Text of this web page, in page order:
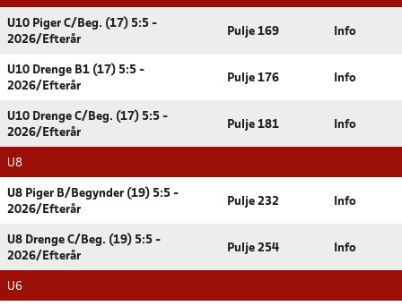
U10 Piger C/Beg. (17) 5:5 -
2026/Efterår
Pulje 169 Info
U10 Drenge B1 (17) 5:5 -
2026/Efterår
Pulje 176 Info
U10 Drenge C/Beg. (17) 5:5 -
2026/Efterår
Pulje 181 Info
U8
U8 Piger B/Begynder (19) 5:5 -
2026/Efterår
Pulje 232 Info
U8 Drenge C/Beg. (19) 5:5 -
2026/Efterår
Pulje 254 Info
U6